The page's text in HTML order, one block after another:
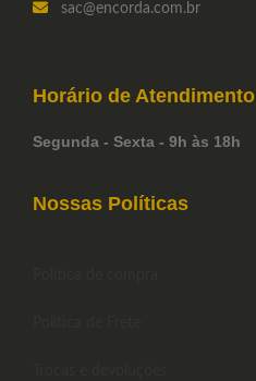
sac@encorda.com.br
Horário de Atendimento
Segunda - Sexta - 9h às 18h
Nossas Políticas